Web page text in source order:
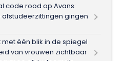
code rood op Avans:
gingen
met één blik in de spiegel
van vrouwen zichtbaar